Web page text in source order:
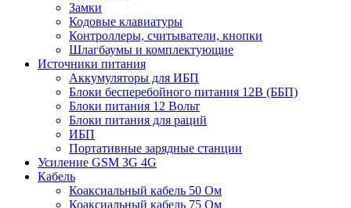
Замки
Кодовые клавиатуры
Контроллеры, считыватели, кнопки
Шлагбаумы и комплектующие
Источники питания
Аккумуляторы для ИБП
Блоки бесперебойного питания 12В (ББП)
Блоки питания 12 Вольт
Блоки питания для раций
ИБП
Портативные зарядные станции
Усиление GSM 3G 4G
Кабель
Коаксиальный кабель 50 Ом
Коаксиальный кабель 75 Ом